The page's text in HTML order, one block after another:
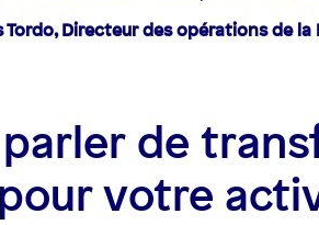
Directeur des opérations de
de
votre